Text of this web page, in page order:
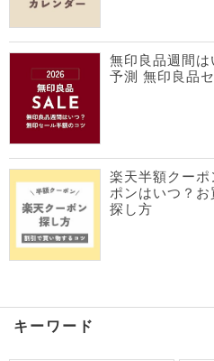
無印良品週間
予測 無印良品
楽天半額クー
ポンはいつ？
探し方
キーワード